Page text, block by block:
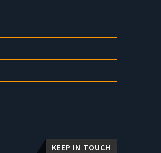
KEEP IN TOUCH